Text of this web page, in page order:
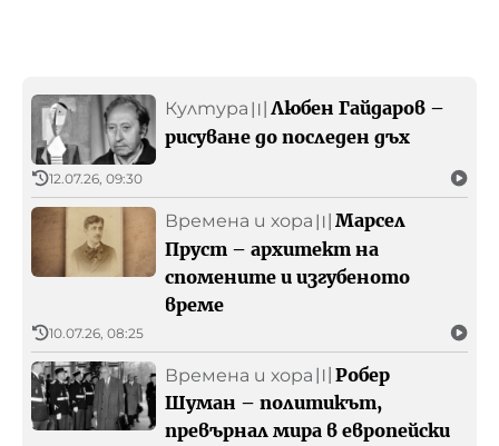
Култура 〣 Любен Гайдаров –
рисуване до последен дъх
12.07.26, 09:30
Времена и хора 〣 Марсел
Пруст – архитект на
спомените и изгубеното
време
10.07.26, 08:25
Времена и хора 〣 Робер
Шуман – политикът,
превърнал мира в европейски